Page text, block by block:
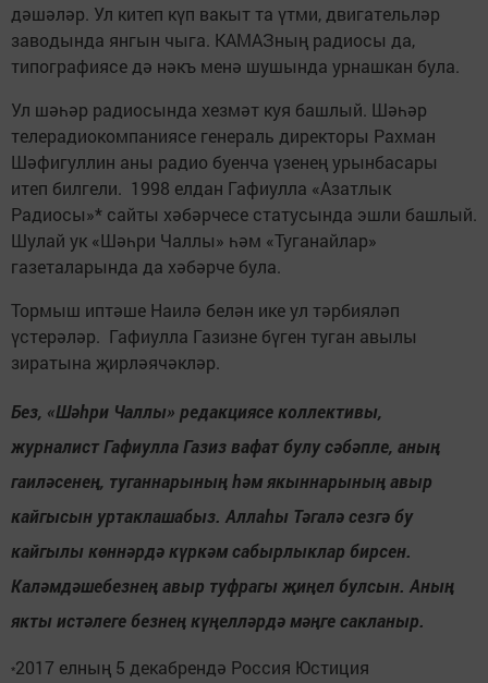
дәшәләр. Ул китеп күп вакыт та үтми, двигательләр
заводында янгын чыга. КАМАЗның радиосы да,
типографиясе дә нәкъ менә шушында урнашкан була.
Ул шәһәр радиосында хезмәт куя башлый. Шәһәр
телерадиокомпаниясе генераль директоры Рахман
Шәфигуллин аны радио буенча үзенең урынбасары
итеп билгели. 1998 елдан Гафиулла «Азатлык
Радиосы»* сайты хәбәрчесе статусында эшли башлый.
Шулай ук «Шәһри Чаллы» һәм «Туганайлар»
газеталарында да хәбәрче була.
Тормыш иптәше Наилә белән ике ул тәрбияләп
үстерәләр. Гафиулла Газизне бүген туган авылы
зиратына җирләячәкләр.
Без, «Шәһри Чаллы» редакциясе коллективы,
журналист Гафиулла Газиз вафат булу сәбәпле, аның
гаиләсенең, туганнарының һәм якыннарының авыр
кайгысын уртаклашабыз. Аллаһы Тәгалә сезгә бу
кайгылы көннәрдә күркәм сабырлыклар бирсен.
Каләмдәшебезнең авыр туфрагы җиңел булсын. Аның
якты истәлеге безнең күңелләрдә мәңге сакланыр.
*2017 елның 5 декабрендә Россия Юстиция